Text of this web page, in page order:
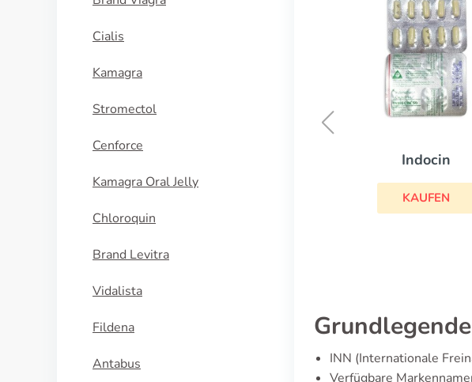
Cialis
Kamagra
Stromectol
Cenforce
Kamagra Oral Jelly
Chloroquin
Brand Levitra
Vidalista
Fildena
Antabus
KAUFEN
INN (Internationale
Verfügbare